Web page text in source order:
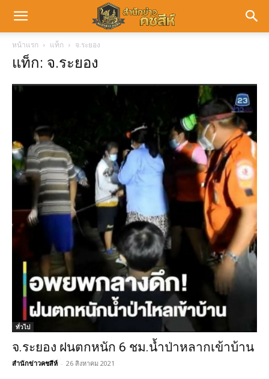
หน้าแรก แท็ก จ.ระยอง
แท็ก: จ.ระยอง
ทั่วไป
จ.ระยอง ฝนตกหนัก 6 ชม.น้ำป่าหลากเข้าบ้าน
สำนักข่าวคชสีห์ - 26 สิงหาคม 2021